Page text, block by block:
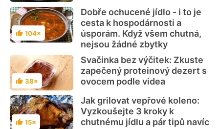
Hodnocení
104×
Dobře ochucené jídlo - i to je
cesta k hospodárnosti a
úsporám. Když všem chutná,
nejsou žádné zbytky
Hodnocení
38×
Svačinka bez výčitek: Zkuste
zapečený proteinový dezert s
ovocem podle videa
Hodnocení
15×
Jak grilovat vepřové koleno:
Vyzkoušejte 3 kroky k
chutnému jídlu a pár tipů navíc